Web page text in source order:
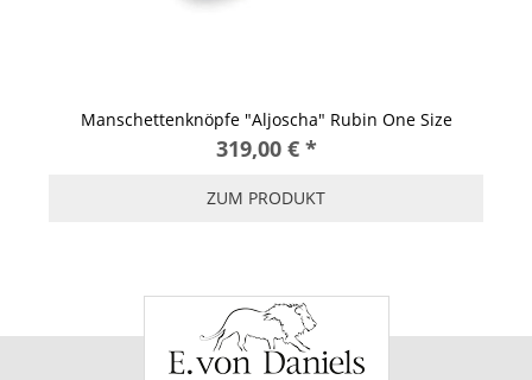
Manschettenknöpfe "Aljoscha" Rubin One Size
319,00 € *
ZUM PRODUKT